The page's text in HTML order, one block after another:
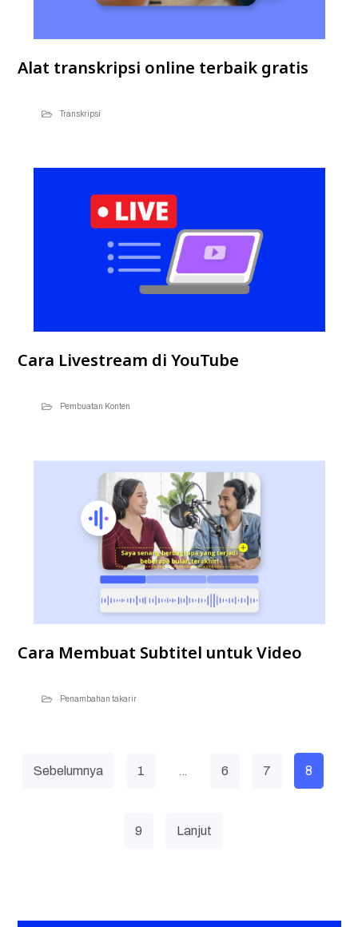
Alat transkripsi online terbaik gratis
Transkripsi
Cara Livestream di YouTube
Pembuatan Konten
Cara Membuat Subtitel untuk Video
Penambahan takarir
Sebelumnya 1 … 6 7 8
9 Lanjut